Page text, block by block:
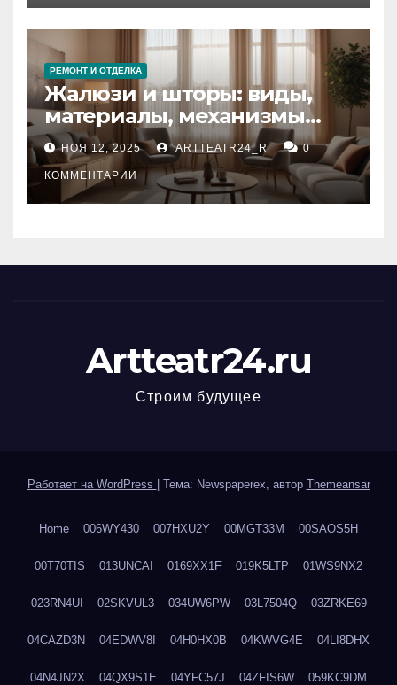
РЕМОНТ И ОТДЕЛКА
Жалюзи и шторы: виды,
материалы, механизмы
управления и уход
НОЯ 12, 2025 ARTTEATR24_R 0
КОММЕНТАРИИ
Artteatr24.ru
Строим будущее
Работает на WordPress Тема: Newspaperex, автор Themeansar
Home 006WY430 007HXU2Y 00MGT33M 00SAOS5H
00T70TIS 013UNCAI 0169XX1F 019K5LTP 01WS9NX2
023RN4UI 02SKVUL3 034UW6PW 03L7504Q 03ZRKE69
04CAZD3N 04EDWV8I 04H0HX0B 04KWVG4E 04LI8DHX
04N4JN2X 04QX9S1E 04YFC57J 04ZFIS6W 059KC9DM